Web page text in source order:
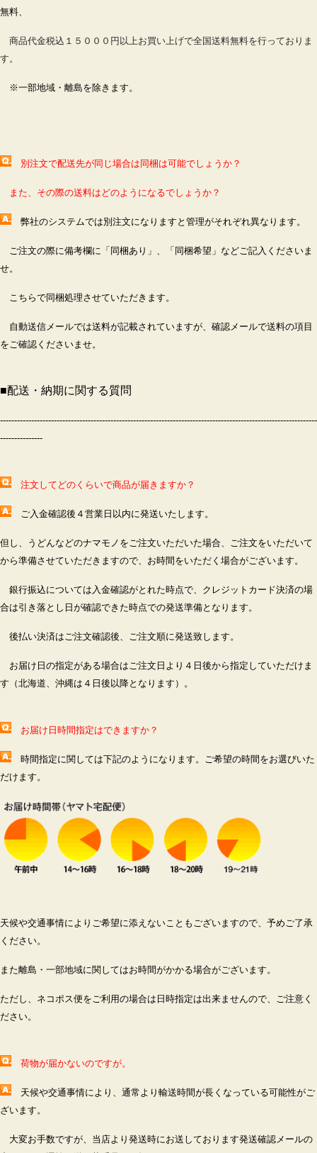
無料、
商品代金税込１５０００円以上お買い上げで全国送料無料を行っておりま
す。
※一部地域・離島を除きます。
別注文で配送先が同じ場合は同梱は可能でしょうか？
また、その際の送料はどのようになるでしょうか？
弊社のシステムでは別注文になりますと管理がそれぞれ異なります。
ご注文の際に備考欄に「同梱あり」、「同梱希望」などご記入くださいま
せ。
こちらで同梱処理させていただきます。
自動送信メールでは送料が記載されていますが、確認メールで送料の項目
をご確認くださいませ。
■配送・納期に関する質問
----------------------------------------------------------------------------------------------------------------
---------------
注文してどのくらいで商品が届きますか？
ご入金確認後４営業日以内に発送いたします。
但し、うどんなどのナマモノをご注文いただいた場合、ご注文をいただいて
から準備させていただきますので、お時間をいただく場合がございます。
銀行振込については入金確認がとれた時点で、クレジットカード決済の場
合は引き落とし日が確認できた時点での発送準備となります。
後払い決済はご注文確認後、ご注文順に発送致します。
お届け日の指定がある場合はご注文日より４日後から指定していただけま
す（北海道、沖縄は４日後以降となります）。
お届け日時間指定はできますか？
時間指定に関しては下記のようになります。ご希望の時間をお選びいた
だけます。
天候や交通事情によりご希望に添えないこともございますので、予めご了承
ください。
また離島・一部地域に関してはお時間がかかる場合がございます。
ただし、ネコポス便をご利用の場合は日時指定は出来ませんので、ご注意く
ださい。
荷物が届かないのですが。
天候や交通事情により、通常より輸送時間が長くなっている可能性がご
ざいます。
大変お手数ですが、当店より発送時にお送しております発送確認メールの